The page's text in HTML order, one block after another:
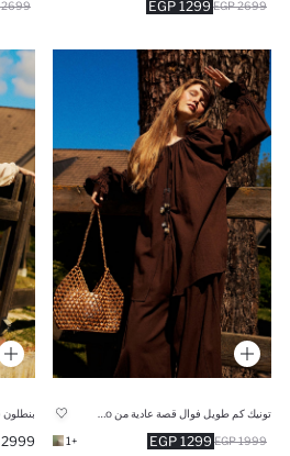
1299 EGP 2699 EGP
2699 EGP
1299 EGP 1999 EGP
+1
2999 EGP